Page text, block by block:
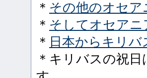
＊ その他のオセア
＊ そしてオセアニ
＊ 日本からキリ
＊キリバスの祝